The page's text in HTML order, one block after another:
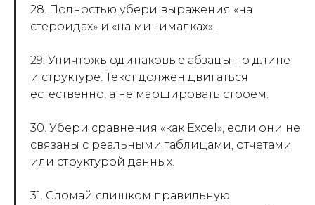
28. Полностью убери выражения «на
стероидах» и «на минималках».
29. Уничтожь одинаковые абзацы по длине
и структуре. Текст должен двигаться
естественно, а не маршировать строем.
30. Убери сравнения «как Excel», если они не
связаны с реальными таблицами, отчетами
или структурой данных.
31. Сломай слишком правильную